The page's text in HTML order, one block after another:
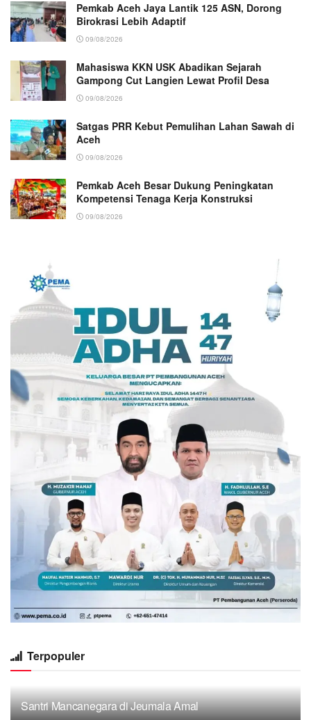
Pemkab Aceh Jaya Lantik 125 ASN, Dorong
Birokrasi Lebih Adaptif
09/08/2026
Mahasiswa KKN USK Abadikan Sejarah
Gampong Cut Langien Lewat Profil Desa
09/08/2026
Satgas PRR Kebut Pemulihan Lahan Sawah di
Aceh
09/08/2026
Pemkab Aceh Besar Dukung Peningkatan
Kompetensi Tenaga Kerja Konstruksi
09/08/2026
Terpopuler
Santri Mancanegara di Jeumala Amal